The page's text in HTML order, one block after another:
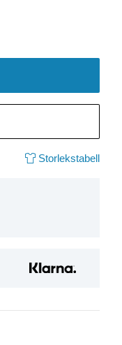
Storlekstabell